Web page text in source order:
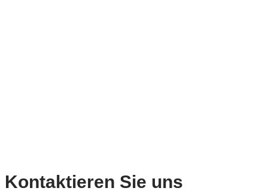
Kontaktieren Sie uns